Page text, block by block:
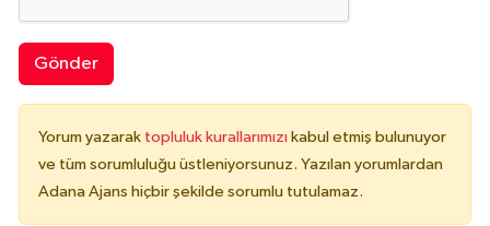
Gönder
Yorum yazarak topluluk kurallarımızı kabul etmiş bulunuyor
ve tüm sorumluluğu üstleniyorsunuz. Yazılan yorumlardan
Adana Ajans hiçbir şekilde sorumlu tutulamaz.